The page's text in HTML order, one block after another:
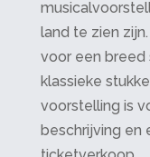
land te zien
voor een breed
klassieke
voorstelling is
beschrijving en